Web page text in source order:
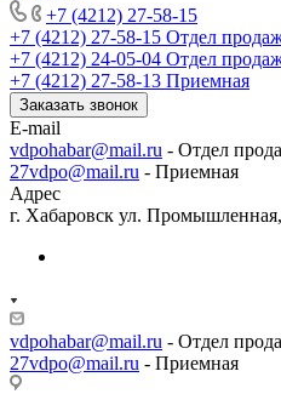
+7 (4212) 27-58-15
+7 (4212) 27-58-15 Отдел
+7 (4212) 24-05-04 Отдел
+7 (4212) 27-58-13 Приемная
Заказать звонок
E-mail
vdpohabar@mail.ru - Отдел
27vdpo@mail.ru - Приемная
Адрес
г. Хабаровск ул.
vdpohabar@mail.ru - Отдел
27vdpo@mail.ru - Приемная